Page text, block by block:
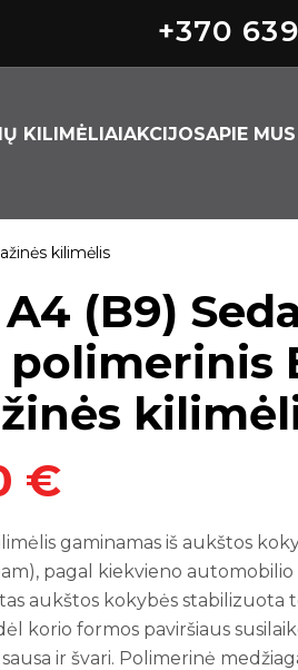
+370
KILIMĖLIAIAKCIJOSAPIE MUS
kilimėlis
(B9)
polimerinis
€
gaminamas iš aukštos
pagal kiekvieno
aukštos kokybės
korio formos paviršiaus
ir švari. Polimerinė